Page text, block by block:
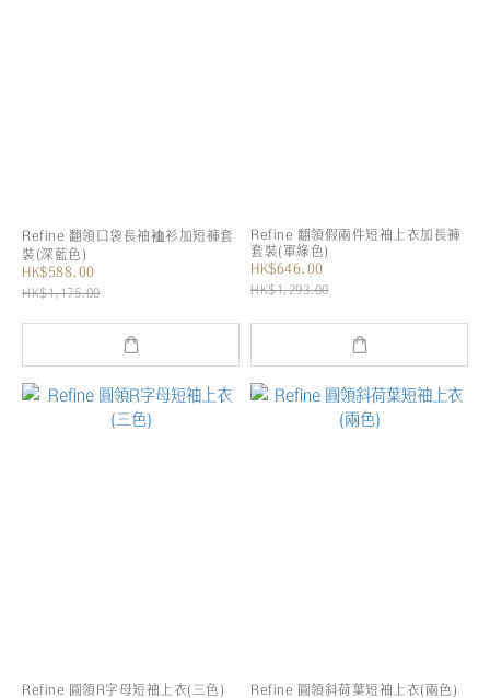
Refine 翻領口袋長袖裇衫加短褲套
裝(深藍色)
HK$588.00
HK$1,175.00
Refine 翻領假兩件短袖上衣加長褲
套裝(軍綠色)
HK$646.00
HK$1,293.00
Refine 圓領R字母短袖上衣(三色)
Refine 圓領斜荷葉短袖上衣(兩色)